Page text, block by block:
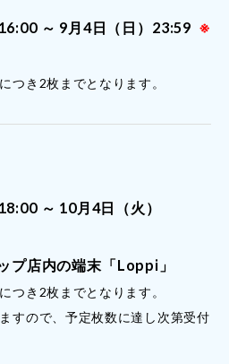
～ 9月4日（日）23:59 ※
つき2枚までとなります。
～ 10月4日（火）
プ店内の端末「Loppi」
つき2枚までとなります。
すので、予定枚数に達し次第受付